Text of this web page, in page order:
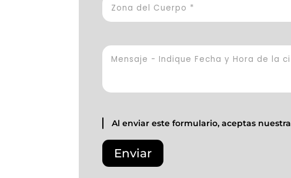
Al enviar este formulario, aceptas nuestra
Por
favor,
deja
Enviar